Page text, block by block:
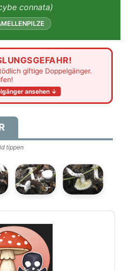
connata)
giftige Doppelgänger.
ansehen ↓
tippen